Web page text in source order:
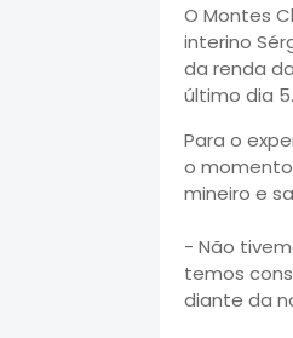
O Montes
interino
da renda
último dia
Para o
o
mineiro e
- Não
temos
diante da